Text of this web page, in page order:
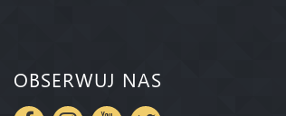
OBSERWUJ NAS